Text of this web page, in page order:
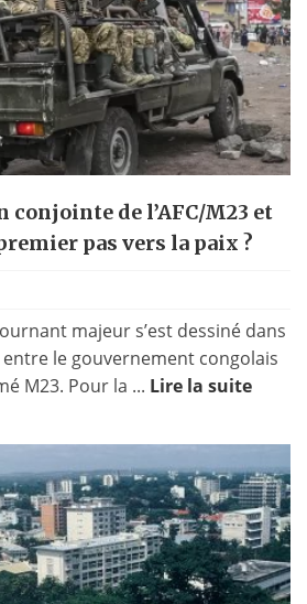
conjointe de l’AFC/M23 et
pas vers la paix ?
majeur s’est dessiné dans
le gouvernement congolais
M23. Pour la ... Lire la suite